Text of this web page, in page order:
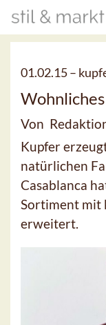
01.02.15 –
Von
Kupfer
natürlichen
Casablanca
Sortiment mit
erweitert.